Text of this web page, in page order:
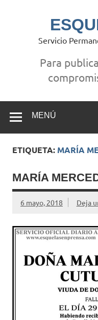
Servicio
Para
MENÚ
ETIQUETA: MARÍA
MARÍA
6 mayo, 2018 Deja